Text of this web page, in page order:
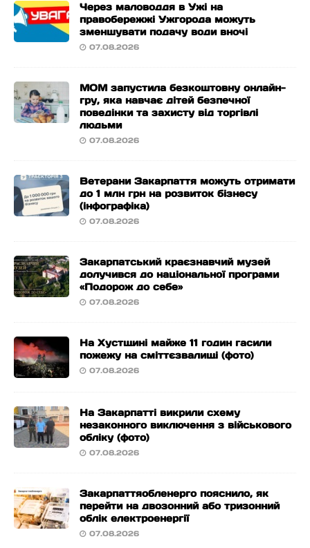
Через маловоддя в Ужі на
правобережжі Ужгорода можуть
зменшувати подачу води вночі
07.08.2026
МОМ запустила безкоштовну онлайн-
гру, яка навчає дітей безпечної
поведінки та захисту від торгівлі
людьми
07.08.2026
Ветерани Закарпаття можуть отримати
до 1 млн грн на розвиток бізнесу
(інфографіка)
07.08.2026
Закарпатський краєзнавчий музей
долучився до національної програми
«Подорож до себе»
07.08.2026
На Хустщині майже 11 годин гасили
пожежу на сміттєзвалищі (фото)
07.08.2026
На Закарпатті викрили схему
незаконного виключення з військового
обліку (фото)
07.08.2026
Закарпаттяобленерго пояснило, як
перейти на двозонний або тризонний
облік електроенергії
07.08.2026